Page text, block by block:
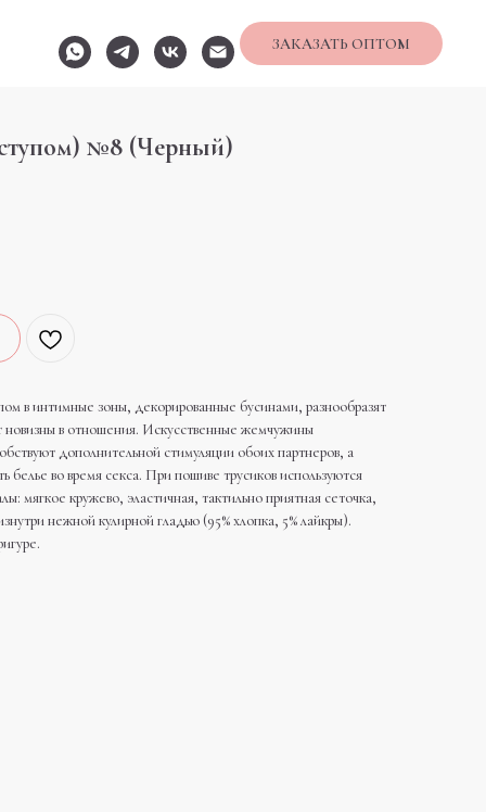
ЗАКАЗАТЬ ОПТОМ
№8 (Черный)
в интимные зоны, декорированные бусинами, разнообразят
новизны в отношения. Искусственные жемчужины
дополнительной стимуляции обоих партнеров, а
белье во время секса. При пошиве трусиков используются
мягкое кружево, эластичная, тактильно приятная сеточка,
нежной кулирной гладью (95% хлопка, 5% лайкры).